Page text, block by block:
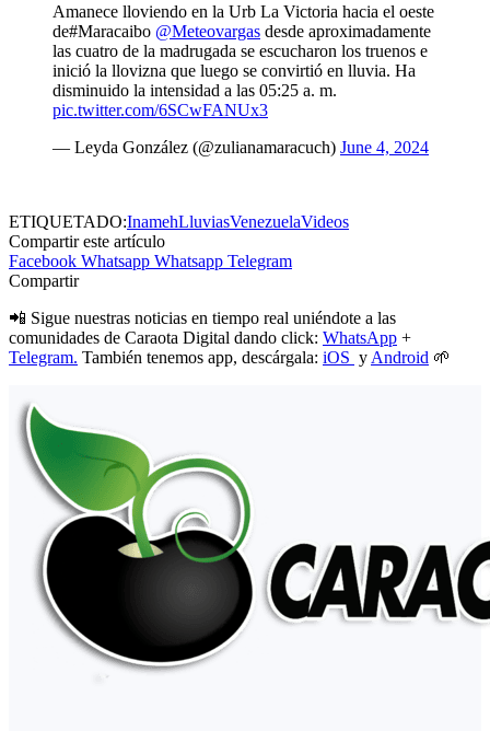
Amanece lloviendo en la Urb La Victoria hacia el oeste
de#Maracaibo @Meteovargas desde aproximadamente
las cuatro de la madrugada se escucharon los truenos e
inició la llovizna que luego se convirtió en lluvia. Ha
disminuido la intensidad a las 05:25 a. m.
pic.twitter.com/6SCwFANUx3
— Leyda González (@zulianamaracuch) June 4, 2024
ETIQUETADO:InamehLluviasVenezuelaVideos
Compartir este artículo
Facebook Whatsapp Whatsapp Telegram
Compartir
📲 Sigue nuestras noticias en tiempo real uniéndote a las
comunidades de Caraota Digital dando click: WhatsApp +
Telegram. También tenemos app, descárgala: iOS y Android 🌱